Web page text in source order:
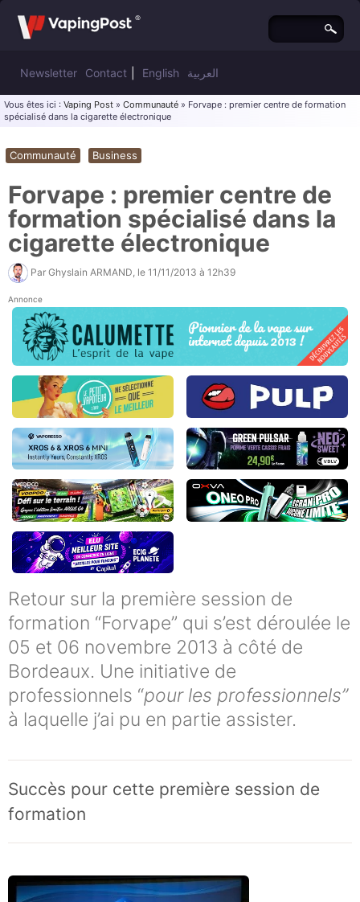
Newsletter Contact English العربية
Vous êtes ici : Vaping Post » Communauté » Forvape : premier centre de formation
spécialisé dans la cigarette électronique
Communauté Business
Forvape : premier centre de
formation spécialisé dans la
cigarette électronique
Par Ghyslain ARMAND , le 11/11/2013 à 12h39
Annonce
Retour sur la première session de
formation “Forvape” qui s’est déroulée le
05 et 06 novembre 2013 à côté de
Bordeaux. Une initiative de
professionnels “pour les professionnels”
à laquelle j’ai pu en partie assister.
Succès pour cette première session de
formation